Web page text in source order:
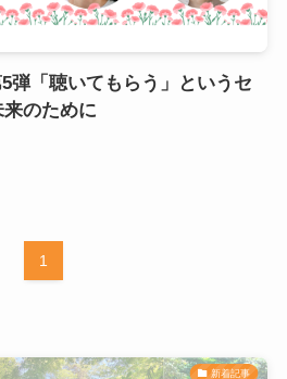
弾「聴いてもらう」というセ
のために
1
新着記事